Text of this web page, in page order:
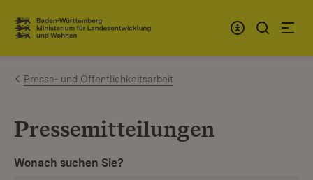
Zum Inhalt springen
Link zur Startseite
Presse- und Öffentlichkeitsarbeit
Pressemitteilungen
Wonach suchen Sie?